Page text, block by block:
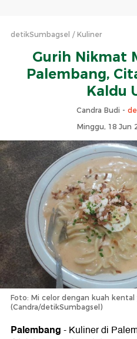
detikSumbagsel Kuliner
Gurih Nikmat
Palembang,
Kaldu
Candra Budi -
Minggu, 18 Jun
Foto: Mi celor dengan kuah
(Candra/detikSumbagsel)
Palembang-Kuliner di